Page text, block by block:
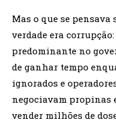
Mas o que se
verdade era
predominante no
de ganhar tempo
ignorados e
negociavam propinas
vender milhões de